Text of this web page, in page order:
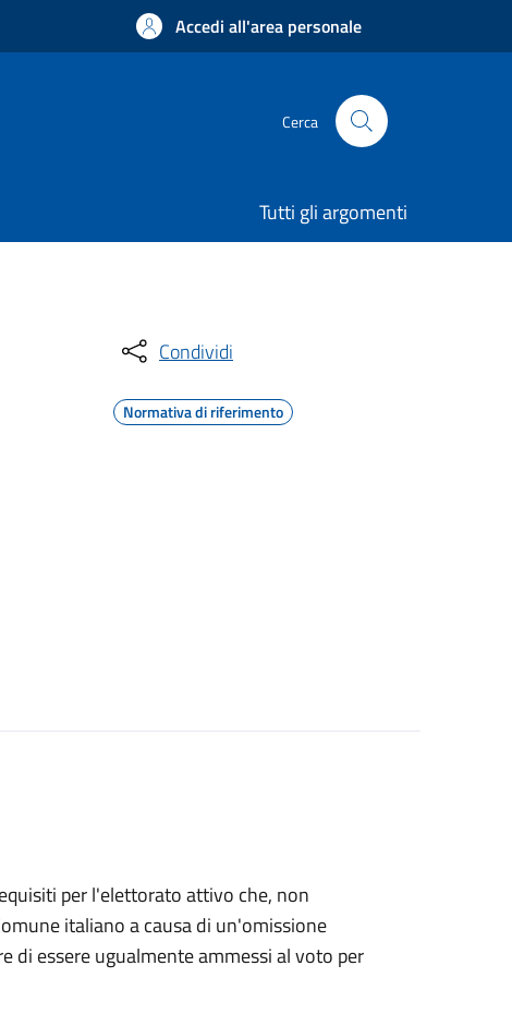
Accedi all'area personale
Cerca
Tutti gli argomenti
Condividi
Normativa di riferimento
per l'elettorato attivo che, non
italiano a causa di un'omissione
di essere ugualmente ammessi al voto per